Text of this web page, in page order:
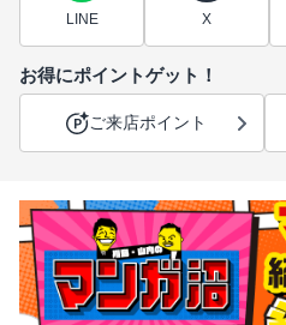
LINE X
お得にポイントゲット！
ご来店ポイント